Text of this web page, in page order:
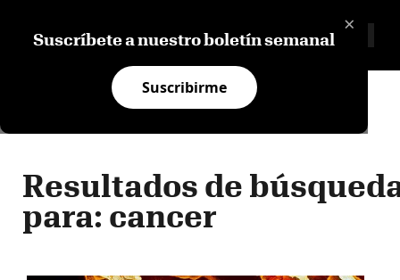
×
Suscríbete a nuestro boletín semanal
Suscribirme
Resultados de
para: cancer